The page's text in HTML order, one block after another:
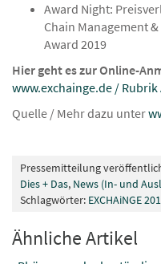
Award Night:
Chain Management
Award 2019
Hier geht es zur Online-
www.exchainge.de /
Quelle / Mehr dazu unter
Pressemitteilung
Dies + Das, News (In- und
Schlagwörter: EXCHAiNGE
Ähnliche Artikel